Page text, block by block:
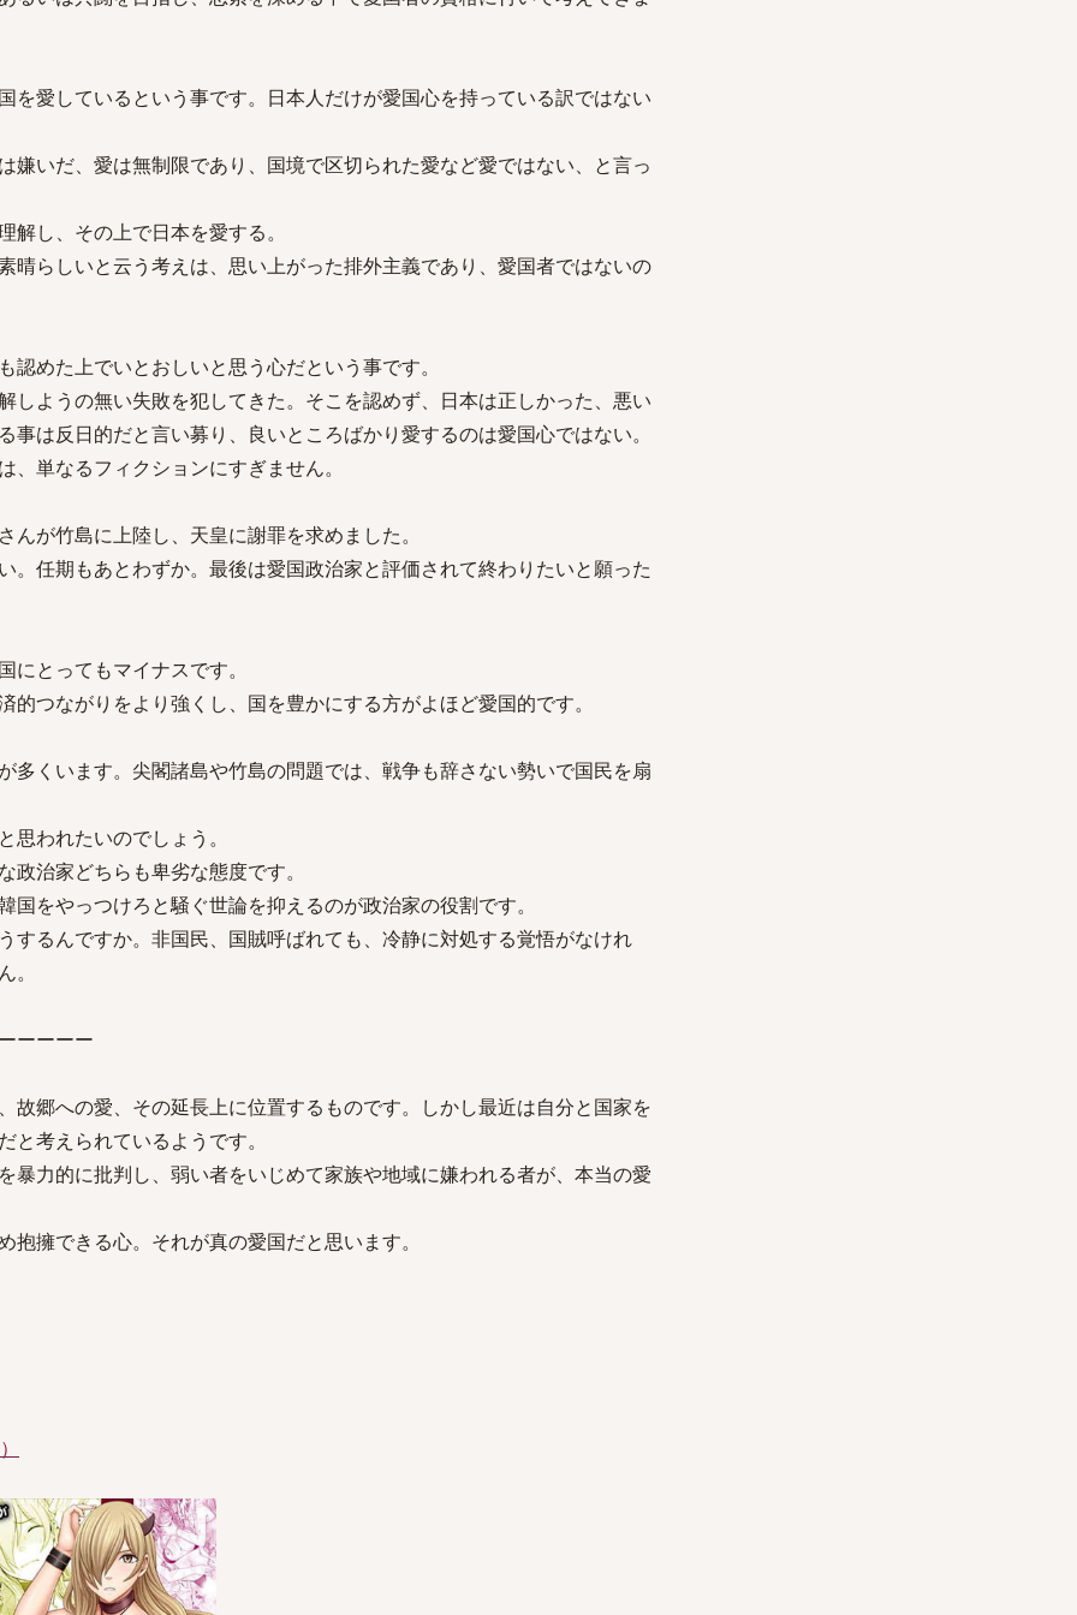
を愛しているという事です。日本人だけが愛国心を持っている訳ではない
嫌いだ、愛は無制限であり、国境で区切られた愛など愛ではない、と言っ
し、その上で日本を愛する。
晴らしいと云う考えは、思い上がった排外主義であり、愛国者ではないの
認めた上でいとおしいと思う心だという事です。
しようの無い失敗を犯してきた。そこを認めず、日本は正しかった、悪い
事は反日的だと言い募り、良いところばかり愛するのは愛国心ではない。
、単なるフィクションにすぎません。
んが竹島に上陸し、天皇に謝罪を求めました。
。任期もあとわずか。最後は愛国政治家と評価されて終わりたいと願った
にとってもマイナスです。
的つながりをより強くし、国を豊かにする方がよほど愛国的です。
多くいます。尖閣諸島や竹島の問題では、戦争も辞さない勢いで国民を扇
思われたいのでしょう。
治家どちらも卑劣な態度です。
国をやっつけろと騒ぐ世論を抑えるのが政治家の役割です。
するんですか。非国民、国賊呼ばれても、冷静に対処する覚悟がなけれ
ーーーー
故郷への愛、その延長上に位置するものです。しかし最近は自分と国家を
考えられているようです。
暴力的に批判し、弱い者をいじめて家族や地域に嫌われる者が、本当の愛
抱擁できる心。それが真の愛国だと思います。